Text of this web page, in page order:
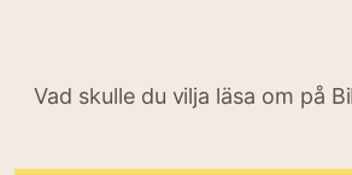
Vad skulle du vilja läsa om på